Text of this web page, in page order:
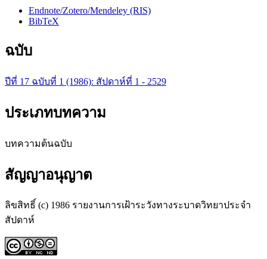
Endnote/Zotero/Mendeley (RIS)
BibTeX
ฉบับ
ปีที่ 17 ฉบับที่ 1 (1986): สัปดาห์ที่ 1 - 2529
ประเภทบทความ
บทความต้นฉบับ
สัญญาอนุญาต
ลิขสิทธิ์ (c) 1986 รายงานการเฝ้าระวังทางระบาดวิทยาประจำ
สัปดาห์